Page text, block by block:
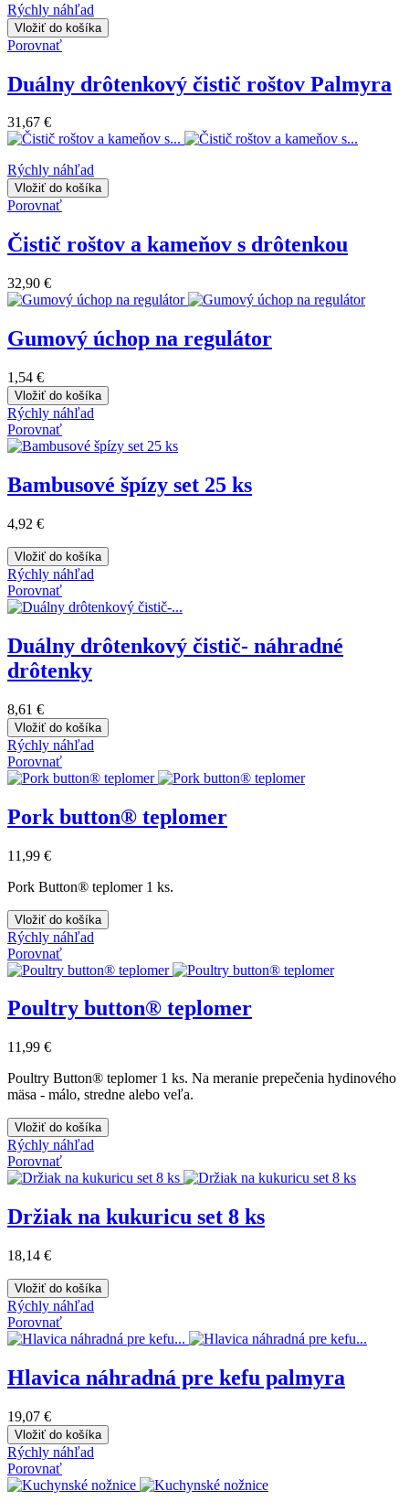
Rýchly náhľad
Vložiť do košíka
Porovnať
Duálny drôtenkový čistič roštov Palmyra
31,67 €
Rýchly náhľad
Vložiť do košíka
Porovnať
Čistič roštov a kameňov s drôtenkou
32,90 €
Gumový úchop na regulátor
1,54 €
Vložiť do košíka
Rýchly náhľad
Porovnať
Bambusové špízy set 25 ks
4,92 €
Vložiť do košíka
Rýchly náhľad
Porovnať
Duálny drôtenkový čistič- náhradné
drôtenky
8,61 €
Vložiť do košíka
Rýchly náhľad
Porovnať
Pork button® teplomer
11,99 €
Pork Button® teplomer 1 ks.
Vložiť do košíka
Rýchly náhľad
Porovnať
Poultry button® teplomer
11,99 €
Poultry Button® teplomer 1 ks. Na meranie prepečenia hydinového
mäsa - málo, stredne alebo veľa.
Vložiť do košíka
Rýchly náhľad
Porovnať
Držiak na kukuricu set 8 ks
18,14 €
Vložiť do košíka
Rýchly náhľad
Porovnať
Hlavica náhradná pre kefu palmyra
19,07 €
Vložiť do košíka
Rýchly náhľad
Porovnať